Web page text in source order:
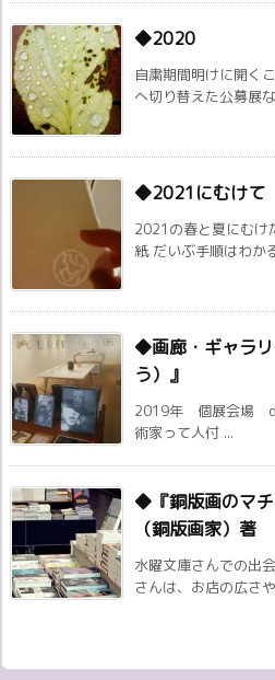
◆2020
自粛期間明けに開く
へ切り替えた公募展
◆2021にむけて
2021の春と夏にむけ
紙 だいぶ手順はわか
◆画廊・ギャラ
う）』
2019年 個展会場 d-
術家って人付 ...
◆『銅版画のマ
（銅版画家）著
水曜文庫さんでの出
さんは、お店の広さ